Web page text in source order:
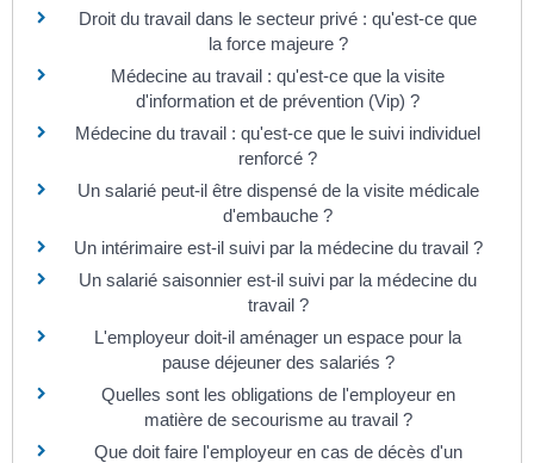
Droit du travail dans le secteur privé : qu'est-ce que
la force majeure ?
Médecine au travail : qu'est-ce que la visite
d'information et de prévention (Vip) ?
Médecine du travail : qu'est-ce que le suivi individuel
renforcé ?
Un salarié peut-il être dispensé de la visite médicale
d'embauche ?
Un intérimaire est-il suivi par la médecine du travail ?
Un salarié saisonnier est-il suivi par la médecine du
travail ?
L'employeur doit-il aménager un espace pour la
pause déjeuner des salariés ?
Quelles sont les obligations de l'employeur en
matière de secourisme au travail ?
Que doit faire l'employeur en cas de décès d'un